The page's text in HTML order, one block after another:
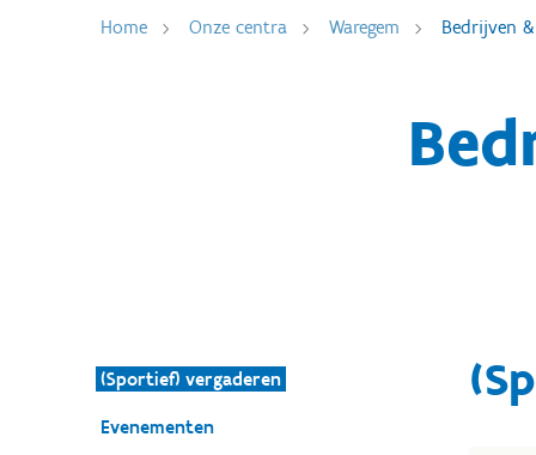
Home Onze centra Waregem Bedrijven
(Sportief) vergaderen
Evenementen